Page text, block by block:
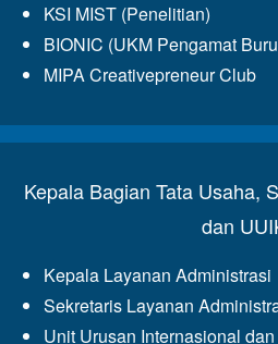
KSI MIST (Penelitian)
BIONIC (UKM Pengamat
MIPA Creativepreneur Club
Kepala Bagian Tata Usaha,
dan
Kepala Layanan Administrasi
Sekretaris Layanan
Unit Urusan Internasional